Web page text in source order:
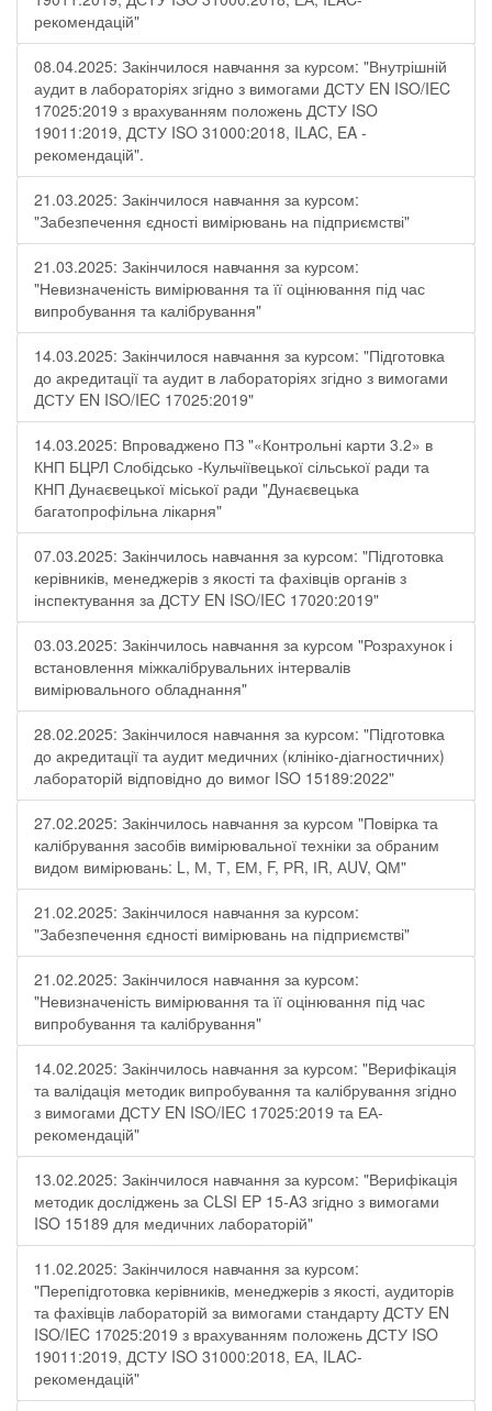
рекомендацій"
08.04.2025: Закінчилося навчання за курсом: "Внутрішній
аудит в лабораторіях згідно з вимогами ДСТУ EN ISO/IEC
17025:2019 з врахуванням положень ДСТУ ISO
19011:2019, ДСТУ ISO 31000:2018, ILAC, EA -
рекомендацій".
21.03.2025: Закінчилося навчання за курсом:
"Забезпечення єдності вимірювань на підприємстві"
21.03.2025: Закінчилося навчання за курсом:
"Невизначеність вимірювання та її оцінювання під час
випробування та калібрування"
14.03.2025: Закінчилося навчання за курсом: "Підготовка
до акредитації та аудит в лабораторіях згідно з вимогами
ДСТУ EN ISO/IEC 17025:2019"
14.03.2025: Впроваджено ПЗ "«Контрольні карти 3.2» в
КНП БЦРЛ Слобідсько -Кульчіївецької сільської ради та
КНП Дунаєвецької міської ради "Дунаєвецька
багатопрофільна лікарня"
07.03.2025: Закінчилось навчання за курсом: "Підготовка
керівників, менеджерів з якості та фахівців органів з
інспектування за ДСТУ EN ISO/IEC 17020:2019"
03.03.2025: Закінчилось навчання за курсом "Розрахунок і
встановлення міжкалібрувальних інтервалів
вимірювального обладнання"
28.02.2025: Закінчилося навчання за курсом: "Підготовка
до акредитації та аудит медичних (клініко-діагностичних)
лабораторій відповідно до вимог ISO 15189:2022"
27.02.2025: Закінчилось навчання за курсом "Повірка та
калібрування засобів вимірювальної техніки за обраним
видом вимірювань: L, М, Т, ЕМ, F, РR, ІR, АUV, QМ"
21.02.2025: Закінчилося навчання за курсом:
"Забезпечення єдності вимірювань на підприємстві"
21.02.2025: Закінчилося навчання за курсом:
"Невизначеність вимірювання та її оцінювання під час
випробування та калібрування"
14.02.2025: Закінчилось навчання за курсом: "Верифікація
та валідація методик випробування та калібрування згідно
з вимогами ДСТУ EN ISO/IEC 17025:2019 та ЕА-
рекомендацій"
13.02.2025: Закінчилося навчання за курсом: "Верифікація
методик досліджень за CLSI EP 15-A3 згідно з вимогами
ISO 15189 для медичних лабораторій"
11.02.2025: Закінчилося навчання за курсом:
"Перепідготовка керівників, менеджерів з якості, аудиторів
та фахівців лабораторій за вимогами стандарту ДСТУ EN
ISO/IEC 17025:2019 з врахуванням положень ДСТУ ISO
19011:2019, ДСТУ ISO 31000:2018, ЕА, ILAC-
рекомендацій"